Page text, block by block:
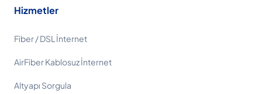
Hizmetler
Fiber / DSL İnternet
AirFiber Kablosuz İnternet
Altyapı Sorgula